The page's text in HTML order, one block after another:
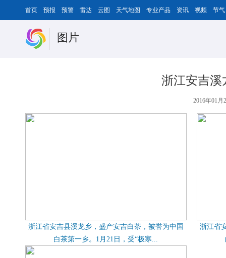
首页 预报 预警 雷达 云图 天气地图 专业产品 资讯 视频 节气
图片
浙江安吉溪
2016年01月
浙江省安吉县溪龙乡，盛产安吉白茶，被誉为中国
白茶第一乡。1月21日，受“极寒...
浙江省